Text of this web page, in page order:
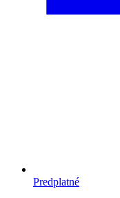
Predplatné